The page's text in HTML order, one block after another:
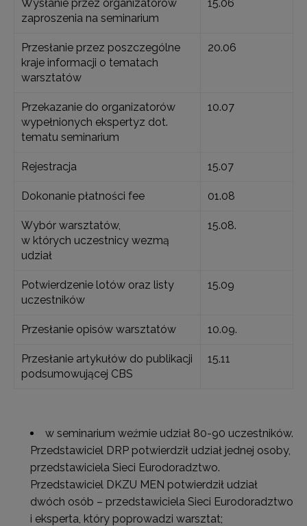
Wysłanie przez organizatorów
zaproszenia na seminarium
15.06
Przesłanie przez poszczególne
kraje informacji o tematach
warsztatów
20.06
Przekazanie do organizatorów
wypełnionych ekspertyz dot.
tematu seminarium
10.07
Rejestracja 15.07
Dokonanie płatności fee 01.08
Wybór warsztatów,
w których uczestnicy wezmą
udział
15.08.
Potwierdzenie lotów oraz listy
uczestników
15.09
Przesłanie opisów warsztatów 10.09.
Przesłanie artykułów do publikacji
podsumowującej CBS
15.11
w seminarium weźmie udział 80-90 uczestników.
Przedstawiciel DRP potwierdził udział jednej osoby,
przedstawiciela Sieci Eurodoradztwo.
Przedstawiciel DKZU MEN potwierdził udział
dwóch osób – przedstawiciela Sieci Eurodoradztwo
i eksperta, który poprowadzi warsztat;